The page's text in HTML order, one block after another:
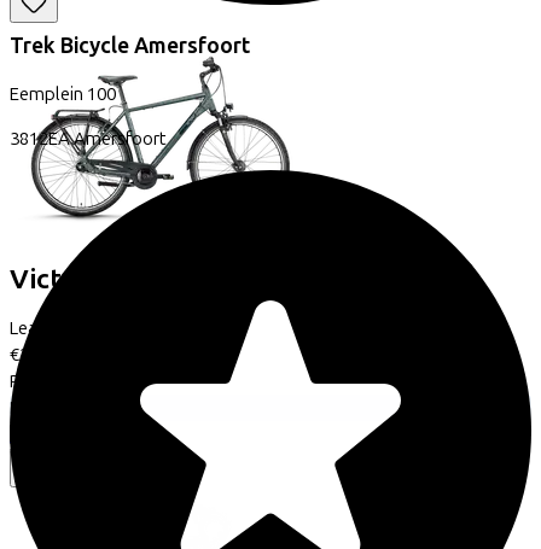
Trek Bicycle Amersfoort
Eemplein 100
3812EAAmersfoort
Victoria
Leaseprijs p/m vanaf
€21,05
Prijs
Bespaar